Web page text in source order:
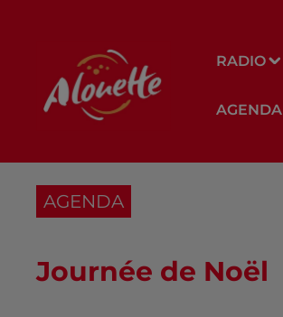
RADIO
AGENDA
AGENDA
Journée de Noël